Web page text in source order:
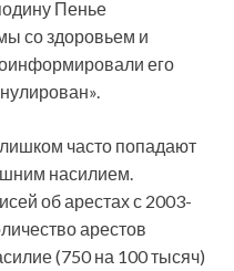
Пенье
со здоровьем и
его
часто попадают
насилием.
об арестах с 2003-
арестов
(750 на 100 тысяч)